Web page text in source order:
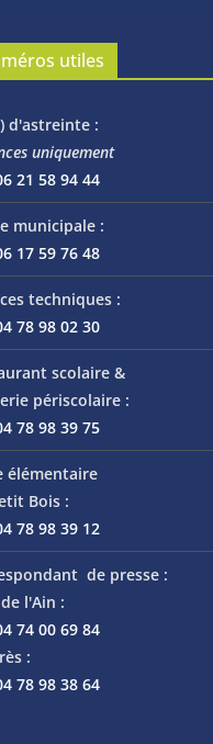
utiles
d'astreinte :
uniquement
21 58 94 44
municipale :
17 59 76 48
techniques :
78 98 02 30
scolaire &
périscolaire :
78 98 39 75
élémentaire
Bois :
78 98 39 12
de presse :
l'Ain :
74 00 69 84
:
78 98 38 64